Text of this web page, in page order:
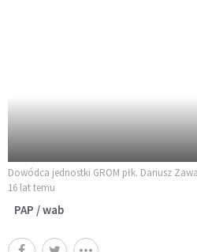
Dowódca jednostki GROM płk. Dariusz
16 lat temu
PAP / wab